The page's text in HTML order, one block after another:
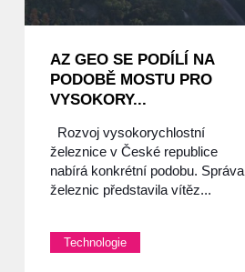
AZ GEO SE PODÍLÍ NA
PODOBĚ MOSTU PRO
VYSOKORY...
Rozvoj vysokorychlostní
železnice v České republice
nabírá konkrétní podobu. Správa
železnic představila vítěz...
Technologie